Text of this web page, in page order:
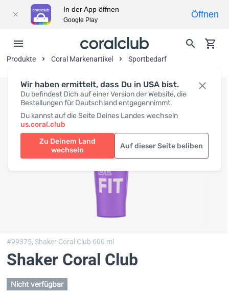
Wir haben ermittelt, dass Du in USA bist.
Du befindest Dich auf einer Version der Website, die
Bestellungen für Deutschland entgegennimmt.
Du kannst auf die Seite Deines Landes wechseln
us.coral.club
Zu Deinem Land
wechseln
Auf dieser Seite beliben
Produkte Coral Markenartikel Sportbedarf
#99375,Shaker Coral Club 600 ml
Shaker Coral Club
Nicht verfügbar
In der App öffnen
Google Play
Öffnen